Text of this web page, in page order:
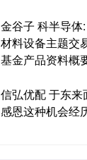
金谷子 科半导
材料设备主题交
基金产品资料概
信弘优配 于东
感恩这种机会经